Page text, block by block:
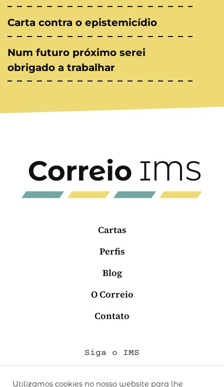
Carta contra o epistemicídio
Num futuro próximo serei
obrigado a trabalhar
Cartas
Perfis
Blog
O Correio
Contato
Siga o IMS
Utilizamos cookies no nosso website para lhe